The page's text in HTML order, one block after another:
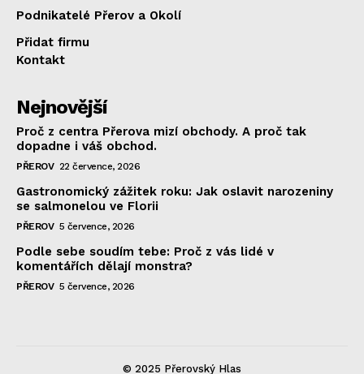
Podnikatelé Přerov a Okolí
Přidat firmu
Kontakt
Nejnovější
Proč z centra Přerova mizí obchody. A proč tak
dopadne i váš obchod.
PŘEROV 22 července, 2026
Gastronomický zážitek roku: Jak oslavit narozeniny
se salmonelou ve Florii
PŘEROV 5 července, 2026
Podle sebe soudím tebe: Proč z vás lidé v
komentářích dělají monstra?
PŘEROV 5 července, 2026
© 2025 Přerovský Hlas